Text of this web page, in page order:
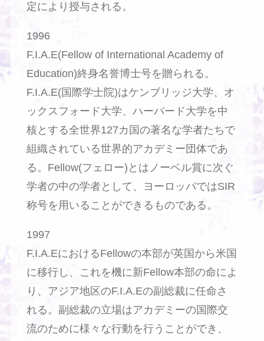
定により授与される。
1996
F.I.A.E(Fellow of International Academy of
Education)終身名誉博士号を贈られる。
F.I.A.E(国際学士院)はケンブリッジ大学、オ
ックスフォード大学、ハーバード大学を中
核とする全世界127カ国の著名な学者たちで
組織されている世界的アカデミー団体であ
る。Fellow(フェロー)とはノーベル賞に次ぐ
学者の中の学者として、ヨーロッパではSIR
称号を用いることができるものである。
1997
F.I.A.EにおけるFellowの本部が英国から米国
に移行し、これを機に新Fellow本部の命によ
り、アジア地区のF.I.A.Eの副総裁に任命さ
れる。副総裁の立場はアカデミーの国際交
流のために様々な行動を行うことができ、